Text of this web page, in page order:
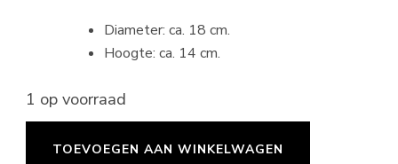
Diameter: ca. 18 cm.
Hoogte: ca. 14 cm.
1 op voorraad
TOEVOEGEN AAN WINKELWAGEN